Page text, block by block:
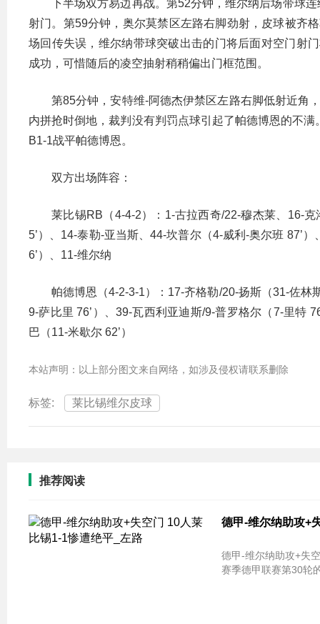
下半场双方易边再战。第52分钟，维尔纳后场带球
射门。第59分钟，奥尔莫禁区左路右脚劲射，皮球被齐
场回传失误，维尔纳带球突破出击的门将后面对空门射
成功，可惜随后的凌空抽射稍稍偏出门框范围。
第85分钟，安特维-阿德杰伊禁区左路右脚低射近角
内拼抢时倒地，裁判没有判罚点球引起了帕德博恩的不
B1-1战平帕德博恩。
双方出场阵容：
莱比锡RB（4-4-2）：1-古拉西奇/22-穆杰莱、16-
5’）、14-泰勒-亚当斯、44-坎普尔（4-威利-奥尔班 87’
6’）、11-维尔纳
帕德博恩（4-2-3-1）：17-齐格勒/20-扬斯（31-佐林
9-萨比里 76’）、39-瓦西利亚迪斯/9-普罗格尔（7-里特
巴（11-米歇尔 62’）
本站声明：以上部分图文来自网络，如涉及侵权请联系删除
标签: 莱比锡维尔皮球
推荐阅读
德甲-维尔纳助攻+
德甲-维尔纳助攻+失空门 10人莱比
赛季德甲联赛第30轮